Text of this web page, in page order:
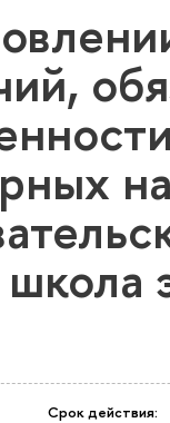
Срок действия: